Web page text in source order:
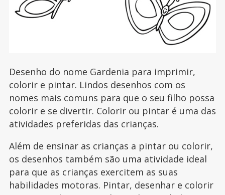
Desenho do nome Gardenia para imprimir,
colorir e pintar. Lindos desenhos com os
nomes mais comuns para que o seu filho possa
colorir e se divertir. Colorir ou pintar é uma das
atividades preferidas das crianças.
Além de ensinar as crianças a pintar ou colorir,
os desenhos também são uma atividade ideal
para que as crianças exercitem as suas
habilidades motoras. Pintar, desenhar e colorir